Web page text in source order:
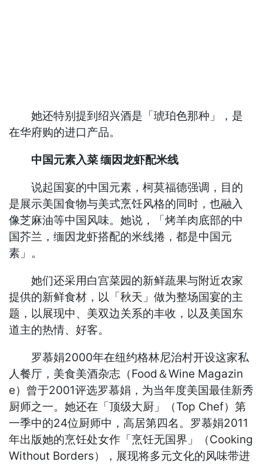
她还特别提到绍兴酒是「琥珀色那种」，是
在华府购的进口产品。
中国元素入菜 缅因龙虾配米线
说起国宴的中国元素，柯莫福德强调，目的
是展示美国食物与美式烹饪风格的同时，也融入
像芝麻油等中国风味。她说，「烤羊肉底部的中
国芥兰，缅因龙虾搭配的米线捲，都是中国元
素」。
她们还采用白宫菜园的新鲜蔬果与附近农家
提供的新鲜食材，以「秋天」做为整场国宴的主
题，以展现中、美双边关系的丰收，以及美国东
道主的热情、好客。
罗慕娟2000年在纽约格林尼治村开设这家私
人餐厅，美食美酒杂志（Food＆Wine Magazin
e）曾于2001评选罗慕娟，为当年度美国最佳新秀
厨师之一。她还在「顶级大厨」（Top Chef）第
一季中的24位厨师中，高居第四名。罗慕娟2011
年出版她的烹饪处女作「烹饪无国界」（Cooking
Without Borders），展现将多元文化的风味带进